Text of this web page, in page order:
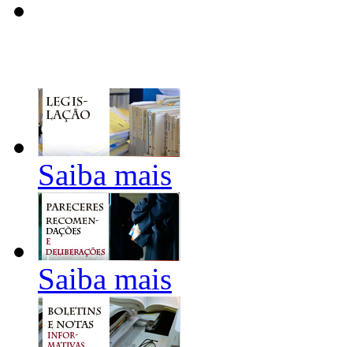
Saiba mais
Saiba mais